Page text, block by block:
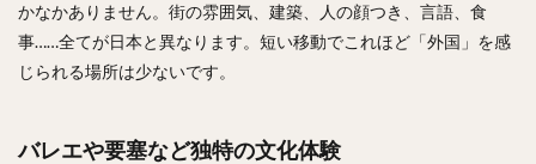
かなかありません。街の雰囲気、建築、人の顔つき、言語、食
事……全てが日本と異なります。短い移動でこれほど「外国」を感
じられる場所は少ないです。
バレエや要塞など独特の文化体験